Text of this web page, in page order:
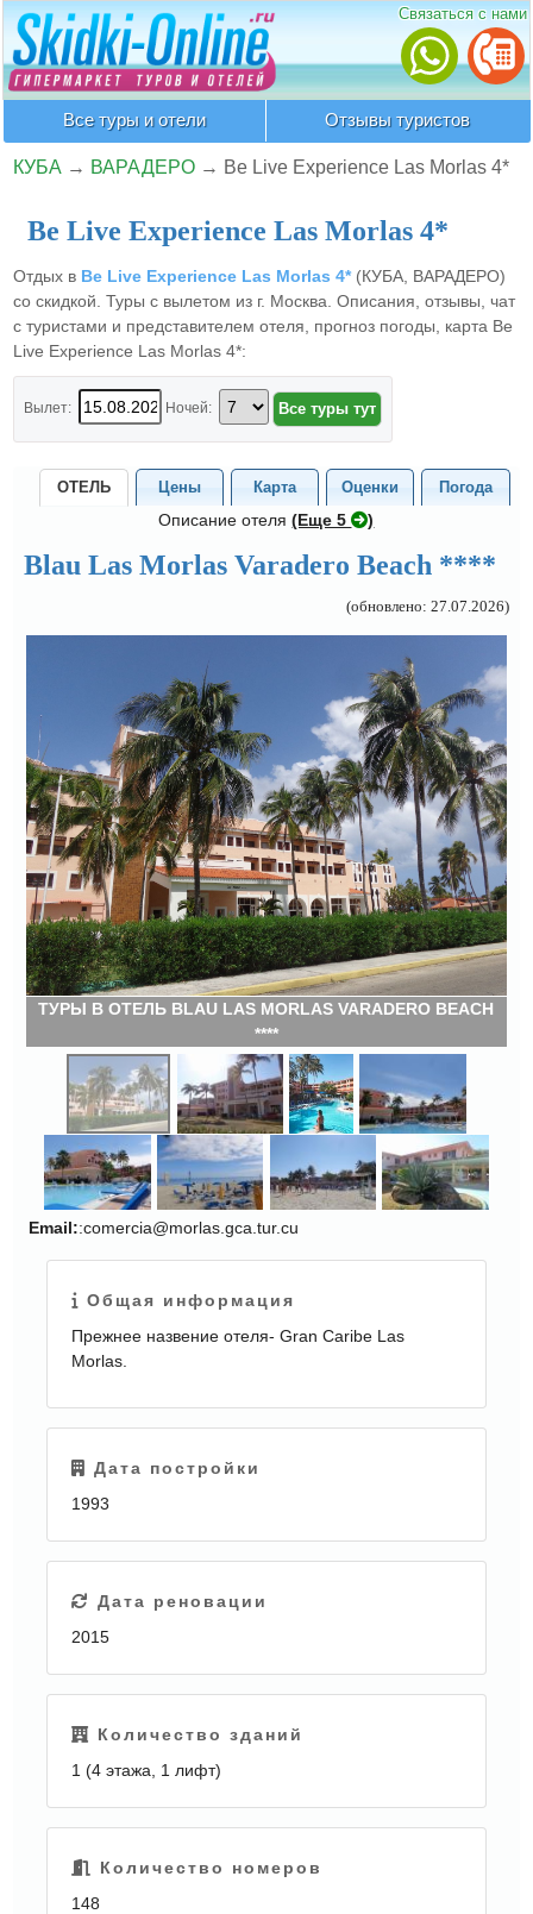
Связаться с нами
Все туры и отели Отзывы туристов
КУБА → ВАРАДЕРО → Be Live Experience Las Morlas 4*
Be Live Experience Las Morlas 4*
Отдых в Be Live Experience Las Morlas 4*(КУБА, ВАРАДЕРО)
со скидкой. Туры с вылетом из г. Москва. Описания, отзывы, чат
с туристами и представителем отеля, прогноз погоды, карта Be
Live Experience Las Morlas 4*:
Вылет: Ночей:
ОТЕЛЬ Цены Карта Оценки Погода
Описание отеля(Eще 5 )
Blau Las Morlas Varadero Beach ****
(обновлено: 27.07.2026)
ТУРЫ В ОТЕЛЬ BLAU LAS MORLAS VARADERO BEACH
****
ЕЩЕ
Email::comercia@morlas.gca.tur.cu
Общая информация
Прежнее назвение отеля- Gran Caribe Las
Morlas.
Дата постройки
1993
Дата реновации
2015
Количество зданий
1 (4 этажа, 1 лифт)
Количество номеров
148